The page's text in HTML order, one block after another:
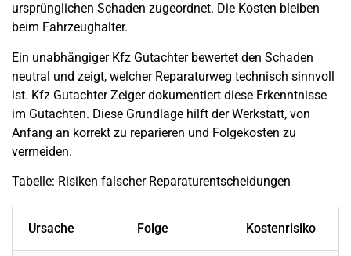
ursprünglichen Schaden zugeordnet. Die Kosten bleiben
beim Fahrzeughalter.
Ein unabhängiger Kfz Gutachter bewertet den Schaden
neutral und zeigt, welcher Reparaturweg technisch sinnvoll
ist. Kfz Gutachter Zeiger dokumentiert diese Erkenntnisse
im Gutachten. Diese Grundlage hilft der Werkstatt, von
Anfang an korrekt zu reparieren und Folgekosten zu
vermeiden.
Tabelle: Risiken falscher Reparaturentscheidungen
Ursache Folge Kostenrisiko